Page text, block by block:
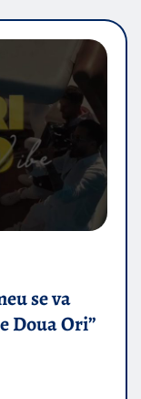
se va
Doua Ori”